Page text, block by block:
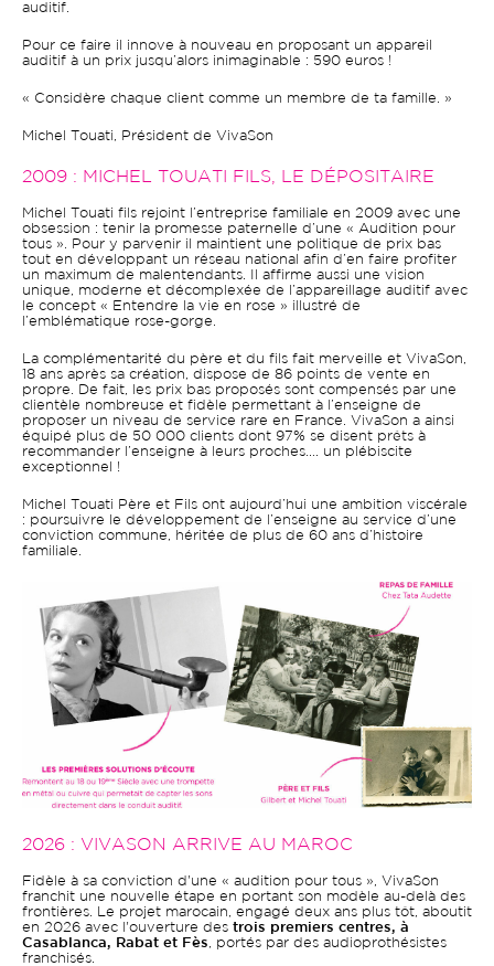
auditif.
Pour ce faire il innove à nouveau en proposant un appareil
auditif à un prix jusqu’alors inimaginable : 590 euros !
« Considère chaque client comme un membre de ta famille. »
Michel Touati, Président de VivaSon
2009 : MICHEL TOUATI FILS, LE DÉPOSITAIRE
Michel Touati fils rejoint l’entreprise familiale en 2009 avec une
obsession : tenir la promesse paternelle d’une « Audition pour
tous ». Pour y parvenir il maintient une politique de prix bas
tout en développant un réseau national afin d’en faire profiter
un maximum de malentendants. Il affirme aussi une vision
unique, moderne et décomplexée de l’appareillage auditif avec
le concept « Entendre la vie en rose » illustré de
l’emblématique rose-gorge.
La complémentarité du père et du fils fait merveille et VivaSon,
18 ans après sa création, dispose de 86 points de vente en
propre. De fait, les prix bas proposés sont compensés par une
clientèle nombreuse et fidèle permettant à l’enseigne de
proposer un niveau de service rare en France. VivaSon a ainsi
équipé plus de 50 000 clients dont 97% se disent prêts à
recommander l’enseigne à leurs proches…. un plébiscite
exceptionnel !
Michel Touati Père et Fils ont aujourd’hui une ambition viscérale
: poursuivre le développement de l’enseigne au service d’une
conviction commune, héritée de plus de 60 ans d’histoire
familiale.
2026 : VIVASON ARRIVE AU MAROC
Fidèle à sa conviction d'une « audition pour tous », VivaSon
franchit une nouvelle étape en portant son modèle au-delà des
frontières. Le projet marocain, engagé deux ans plus tôt, aboutit
en 2026 avec l'ouverture des trois premiers centres, à
Casablanca, Rabat et Fès , portés par des audioprothésistes
franchisés.